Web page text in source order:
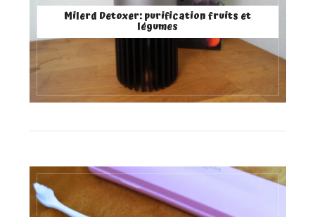
Milerd Detoxer: purification fruits et
légumes